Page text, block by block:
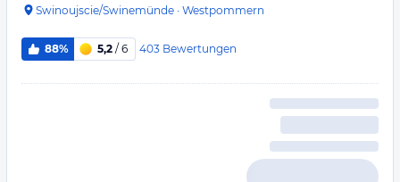
Swinoujscie/Swinemünde · Westpommern
88% 5,2 / 6 403 Bewertungen